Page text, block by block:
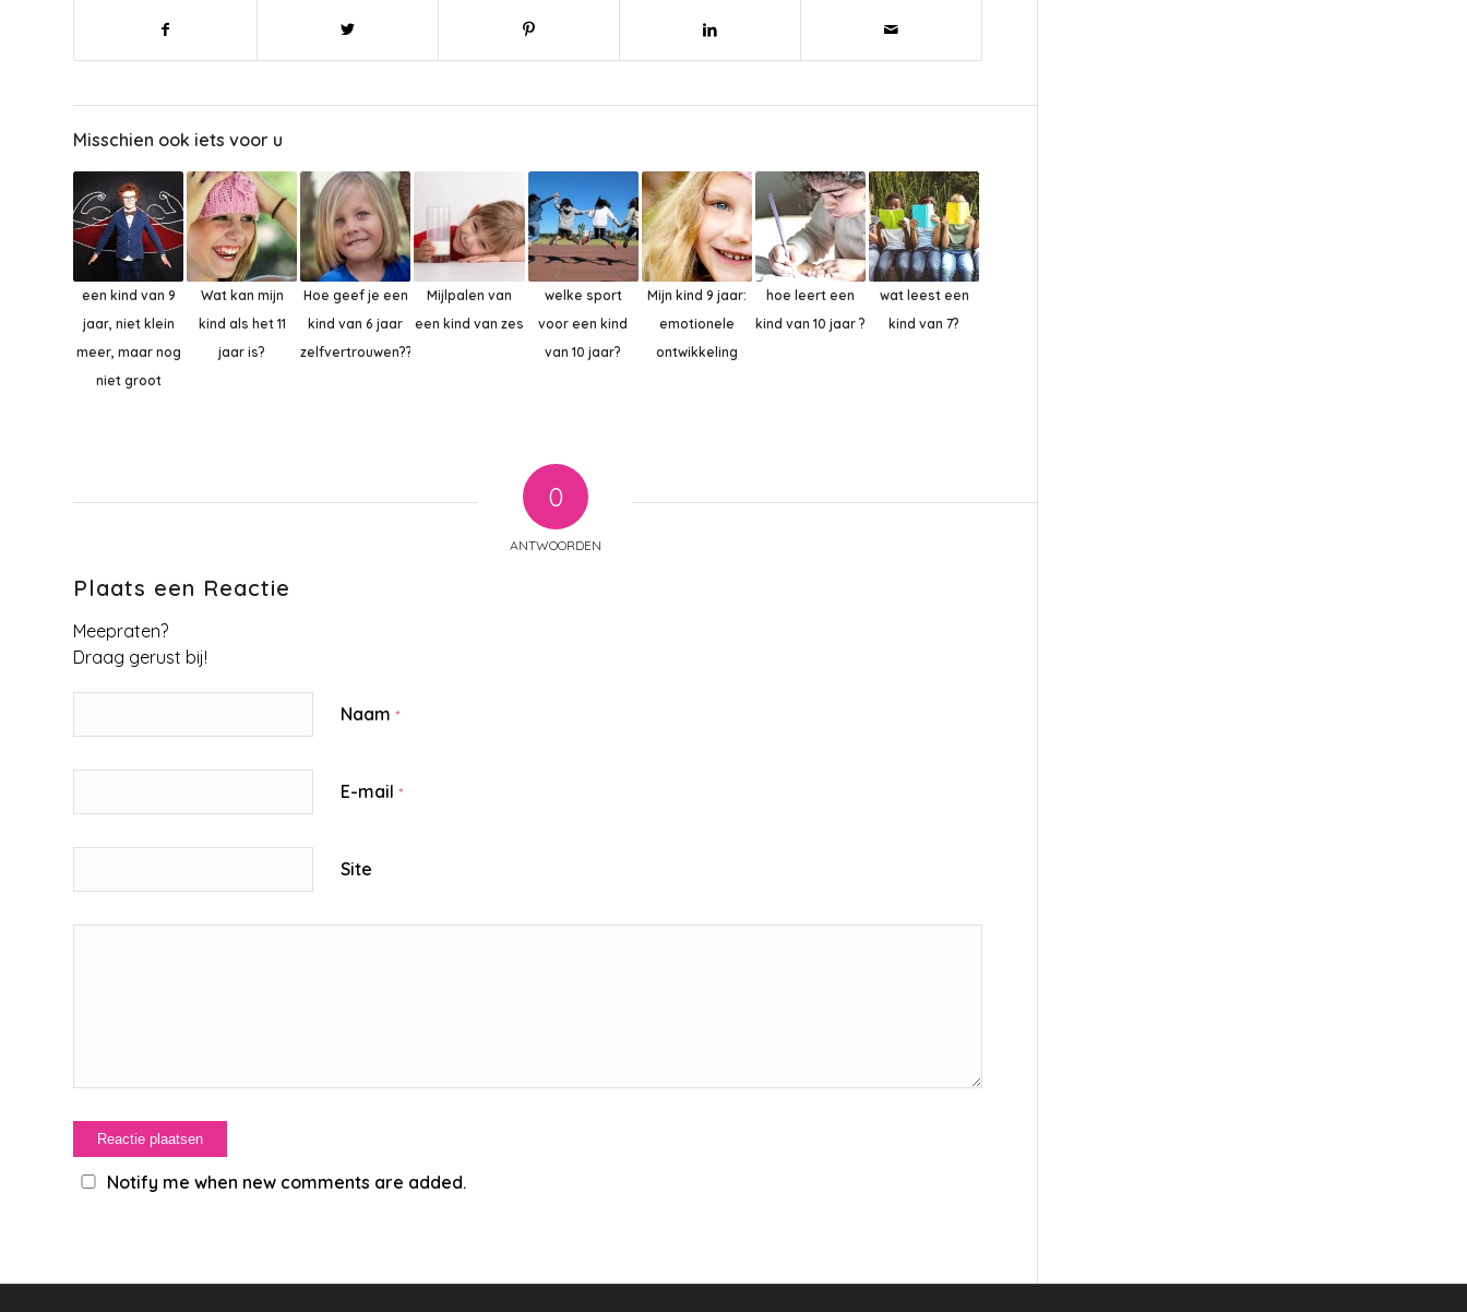
Misschien ook iets voor u
een kind van 9
jaar, niet klein
meer, maar nog
niet groot
Wat kan mijn
kind als het 11
jaar is?
Hoe geef je een
kind van 6 jaar
zelfvertrouwen??
Mijlpalen van
een kind van zes
welke sport
voor een kind
van 10 jaar?
Mijn kind 9 jaar:
emotionele
ontwikkeling
hoe leert een
kind van 10 jaar ?
wat leest een
kind van 7?
0
ANTWOORDEN
Plaats een Reactie
Meepraten?
Draag gerust bij!
Naam *
E-mail *
Site
Notify me when new comments are added.